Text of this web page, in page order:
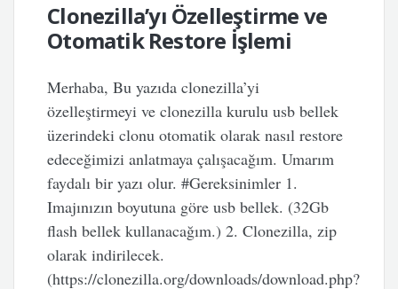
Clonezilla’yı Özelleştirme ve
Otomatik Restore İşlemi
Merhaba, Bu yazıda clonezilla’yi
özelleştirmeyi ve clonezilla kurulu usb bellek
üzerindeki clonu otomatik olarak nasıl restore
edeceğimizi anlatmaya çalışacağım. Umarım
faydalı bir yazı olur. #Gereksinimler 1.
Imajınızın boyutuna göre usb bellek. (32Gb
flash bellek kullanacağım.) 2. Clonezilla, zip
olarak indirilecek.
(https://clonezilla.org/downloads/download.php?